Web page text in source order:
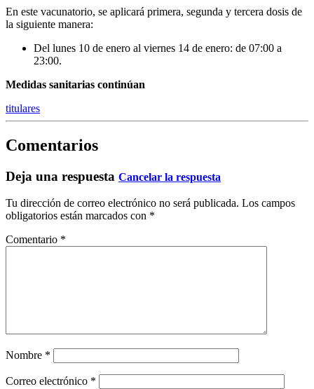
En este vacunatorio, se aplicará primera, segunda y tercera dosis de
la siguiente manera:
Del lunes 10 de enero al viernes 14 de enero: de 07:00 a
23:00.
Medidas sanitarias continúan
titulares
Comentarios
Deja una respuesta Cancelar la respuesta
Tu dirección de correo electrónico no será publicada. Los campos
obligatorios están marcados con *
Comentario *
Nombre *
Correo electrónico *